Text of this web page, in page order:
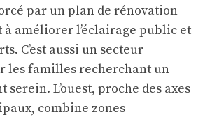
par un plan de rénovation
améliorer l’éclairage public et
C’est aussi un secteur
les familles recherchant un
serein. L’ouest, proche des axes
combine zones